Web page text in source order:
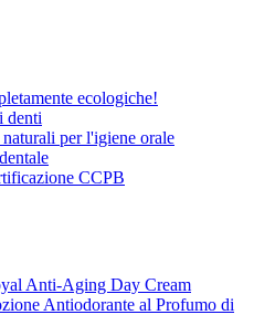
ecologiche!
denti
per l'igiene orale
CCPB
Anti-Aging Day Cream
Antiodorante al Profumo di